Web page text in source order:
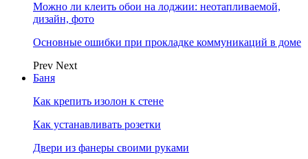
Можно ли клеить обои на лоджии: неотапливаемой,
дизайн, фото
Основные ошибки при прокладке коммуникаций в доме
Prev Next
Баня
Как крепить изолон к стене
Как устанавливать розетки
Двери из фанеры своими руками